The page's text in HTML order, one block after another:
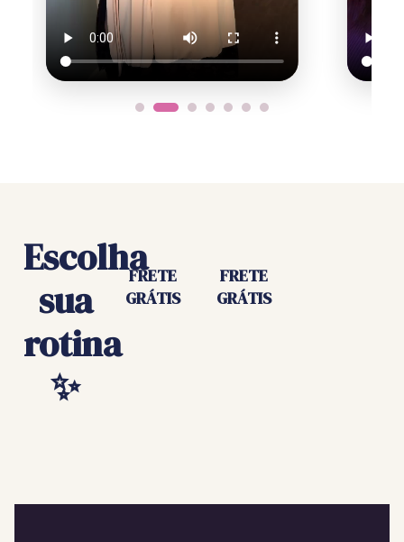
Escolha
sua
rotina
✨
FRETE
GRÁTIS
FRETE
GRÁTIS